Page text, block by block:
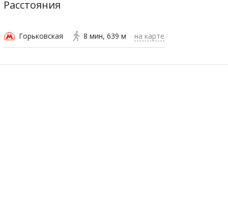
Расстояния
Горьковская 8 мин 639 м на карте